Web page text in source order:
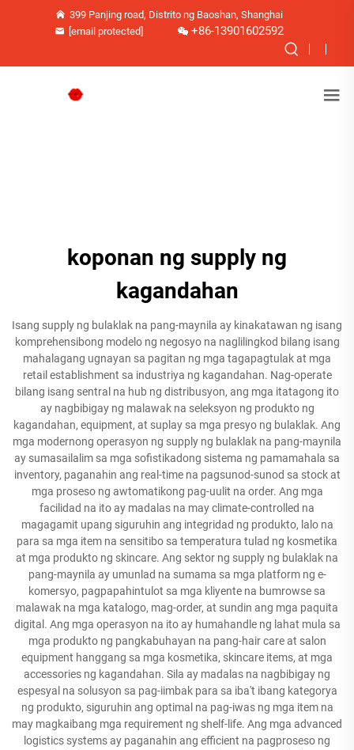
399 Panjing road, Distrito ng Baoshan, Shanghai
[email protected]
+86-13901602592
koponan ng supply ng
kagandahan
Isang supply ng bulaklak na pang-maynila ay kinakatawan ng isang
komprehensibong modelo ng negosyo na naglilingkod bilang isang
mahalagang ugnayan sa pagitan ng mga tagapagtulak at mga
retail establishment sa industriya ng kagandahan. Nag-operate
bilang isang sentral na hub ng distribusyon, ang mga itatagong ito
ay nagbibigay ng malawak na seleksyon ng produkto ng
kagandahan, equipment, at suplay sa mga presyo ng bulaklak. Ang
mga modernong operasyon ng supply ng bulaklak na pang-maynila
ay sumasailalim sa mga sofistikadong sistema ng pamamahala sa
inventory, paganahin ang real-time na pagsunod-sunod sa stock at
mga proseso ng awtomatikong pag-uulit na order. Ang mga
facilidad na ito ay madalas na may climate-controlled na
magagamit upang siguruhin ang integridad ng produkto, lalo na
para sa mga item na sensitibo sa temperatura tulad ng kosmetika
at mga produkto ng skincare. Ang sektor ng supply ng bulaklak na
pang-maynila ay umunlad na sumama sa mga platform ng e-
komersyo, pagpapahintulot sa mga kliyente na bumrowse sa
malawak na mga katalogo, mag-order, at sundin ang mga paquita
digital. Ang mga operasyon na ito ay humahandle ng lahat mula sa
mga produkto ng pangkabuhayan na pang-hair care at salon
equipment hanggang sa mga kosmetika, skincare items, at mga
accessories ng kagandahan. Sila ay madalas na nagbibigay ng
espesyal na solusyon sa pag-iimbak para sa iba't ibang kategorya
ng produkto, siguruhin ang optimal na pag-iwas ng mga item na
may magkaibang mga requirement ng shelf-life. Ang mga advanced
logistics systems ay paganahin ang efficient na pagproseso ng